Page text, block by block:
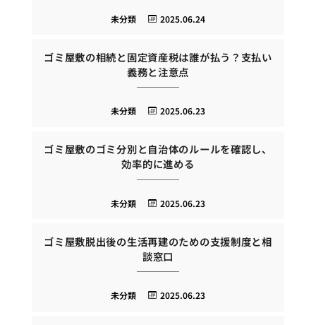
2025.06.24
未分類
ゴミ屋敷の相続と固定資産税は誰が払う？支払い
義務と注意点
2025.06.23
未分類
ゴミ屋敷のゴミ分別と自治体のルールを確認し、
効率的に進める
2025.06.23
未分類
ゴミ屋敷脱出後の生活再建のための支援制度と相
談窓口
2025.06.23
未分類